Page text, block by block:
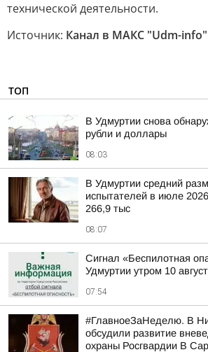
технической деятельности.
Источник: Канал в МАКС "Udm-info"
ТОП
В Удмуртии снова
рубли и доллары
08:03
В Удмуртии средний
испытателей в июле
266,9 тыс
08:07
Сигнал «Беспилотная
Удмуртии утром 10
07:54
#ГлавноеЗаНеделю. В
обсудили развитие
охраны Росгвардии В